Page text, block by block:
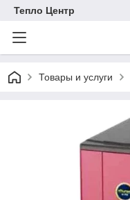
Тепло Центр
Товары и услуги